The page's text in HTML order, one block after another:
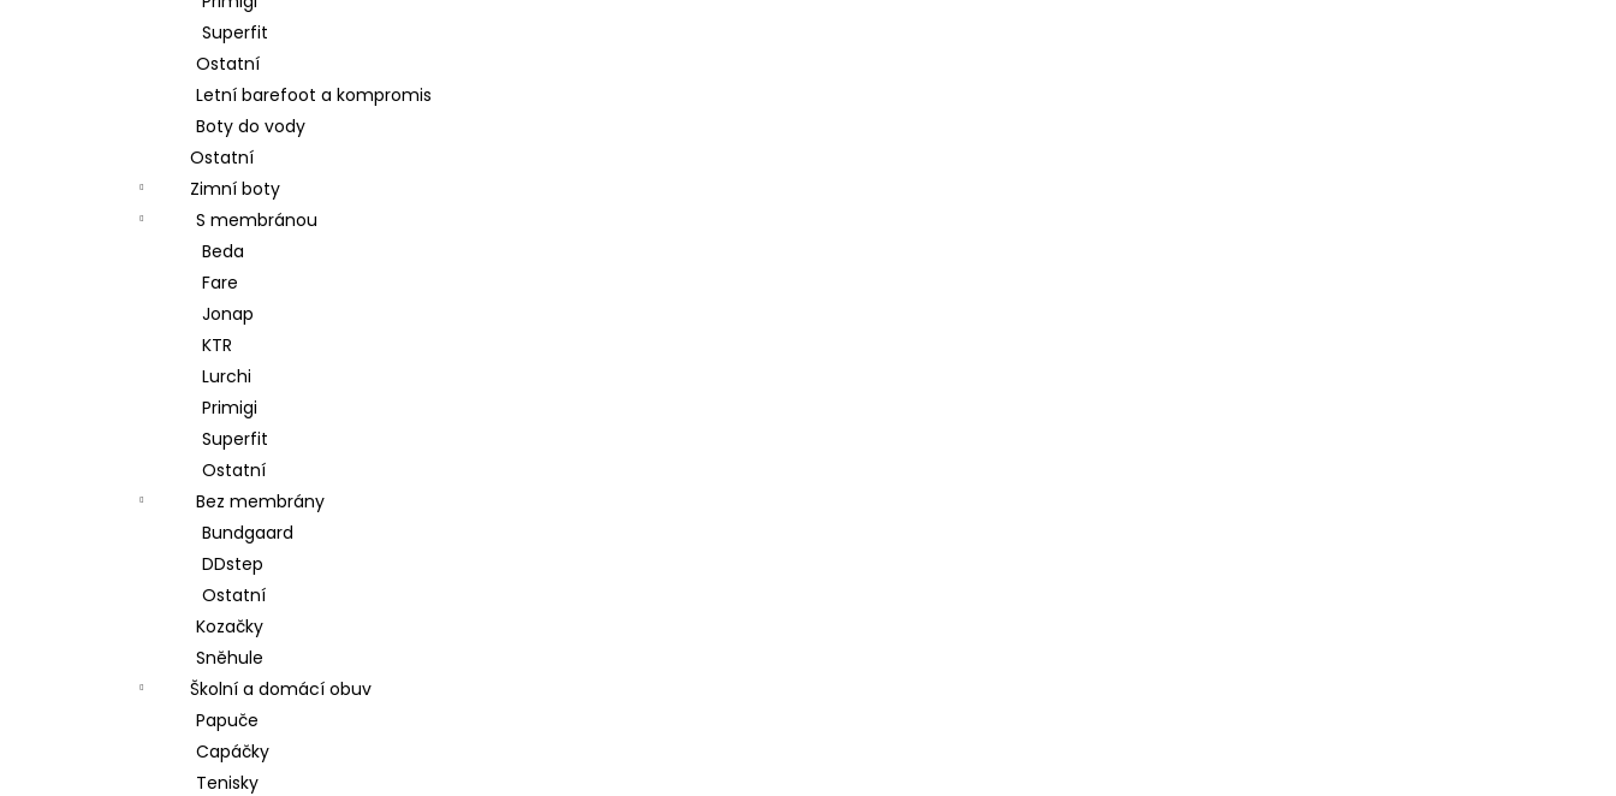
Superfit
Ostatní
Letní barefoot a kompromis
Boty do vody
Ostatní
Zimní boty
S membránou
Beda
Fare
Jonap
KTR
Lurchi
Primigi
Superfit
Ostatní
Bez membrány
Bundgaard
DDstep
Ostatní
Kozačky
Sněhule
Školní a domácí obuv
Papuče
Capáčky
Tenisky